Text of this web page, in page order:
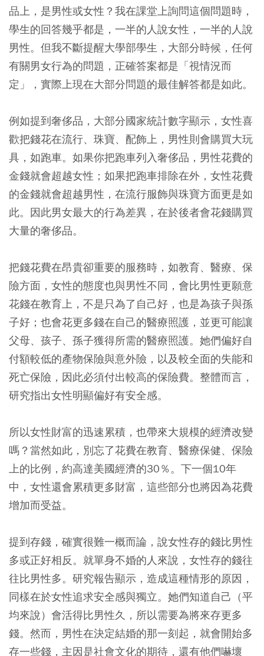
品上，是男性或女性？我在課堂上詢問這個問題時，
學生的回答幾乎都是，一半的人說女性，一半的人說
男性。但我不斷提醒大學部學生，大部分時候，任何
有關男女行為的問題，正確答案都是「視情況而
定」，實際上現在大部分問題的最佳解答都是如此。
例如提到奢侈品，大部分國家統計數字顯示，女性喜
歡把錢花在流行、珠寶、配飾上，男性則會購買大玩
具，如跑車。如果你把跑車列入奢侈品，男性花費的
金錢就會超越女性；如果把跑車排除在外，女性花費
的金錢就會超越男性，在流行服飾與珠寶方面更是如
此。因此男女最大的行為差異，在於後者會花錢購買
大量的奢侈品。
把錢花費在昂貴卻重要的服務時，如教育、醫療、保
險方面，女性的態度也與男性不同，會比男性更願意
花錢在教育上，不是只為了自己好，也是為孩子與孫
子好；也會花更多錢在自己的醫療照護，並更可能讓
父母、孩子、孫子獲得所需的醫療照護。她們偏好自
付額較低的產物保險與意外險，以及較全面的失能和
死亡保險，因此必須付出較高的保險費。整體而言，
研究指出女性明顯偏好有安全感。
所以女性財富的迅速累積，也帶來大規模的經濟改變
嗎？當然如此，別忘了花費在教育、醫療保健、保險
上的比例，約高達美國經濟的30％。下一個10年
中，女性還會累積更多財富，這些部分也將因為花費
增加而受益。
提到存錢，確實很難一概而論，說女性存的錢比男性
多或正好相反。就單身不婚的人來說，女性存的錢往
往比男性多。研究報告顯示，造成這種情形的原因，
同樣在於女性追求安全感與獨立。她們知道自己（平
均來說）會活得比男性久，所以需要為將來存更多
錢。然而，男性在決定結婚的那一刻起，就會開始多
存一些錢，主因是社會文化的期待，還有他們嚇壞